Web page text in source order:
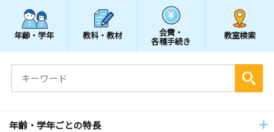
年齢・学年 教科・教材 会費・
各種手続き
教室検索
年齢・学年ごとの特長